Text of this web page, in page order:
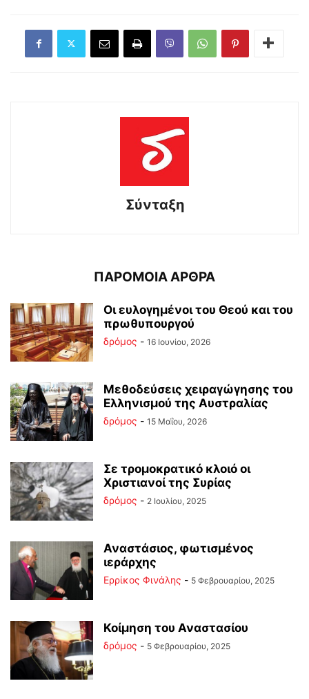
Σύνταξη
ΠΑΡΟΜΟΙΑ ΑΡΘΡΑ
Οι ευλογημένοι του Θεού και του
πρωθυπουργού
δρόμος - 16 Ιουνίου, 2026
Μεθοδεύσεις χειραγώγησης του
Ελληνισμού της Αυστραλίας
δρόμος - 15 Μαΐου, 2026
Σε τρομοκρατικό κλοιό οι
Χριστιανοί της Συρίας
δρόμος - 2 Ιουλίου, 2025
Αναστάσιος, φωτισμένος
ιεράρχης
Ερρίκος Φινάλης - 5 Φεβρουαρίου, 2025
Κοίμηση του Αναστασίου
δρόμος - 5 Φεβρουαρίου, 2025